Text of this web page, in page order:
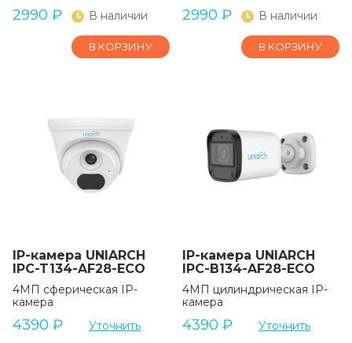
2990 ₽ В наличии
В КОРЗИНУ
2990 ₽ В наличии
В КОРЗИНУ
IP-камера UNIARCH
IPC-T134-AF28-ECO
4МП сферическая IP-
камера
4390 ₽ Уточнить
IP-камера UNIARCH
IPC-B134-AF28-ECO
4МП цилиндрическая IP-
камера
4390 ₽ Уточнить